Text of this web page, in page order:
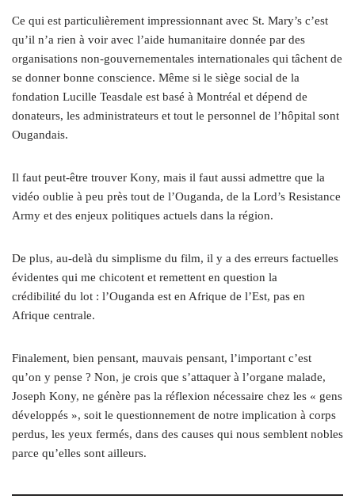
Ce qui est particulièrement impressionnant avec St. Mary’s c’est
qu’il n’a rien à voir avec l’aide humanitaire donnée par des
organisations non-gouvernementales internationales qui tâchent de
se donner bonne conscience. Même si le siège social de la
fondation Lucille Teasdale est basé à Montréal et dépend de
donateurs, les administrateurs et tout le personnel de l’hôpital sont
Ougandais.
Il faut peut-être trouver Kony, mais il faut aussi admettre que la
vidéo oublie à peu près tout de l’Ouganda, de la Lord’s Resistance
Army et des enjeux politiques actuels dans la région.
De plus, au-delà du simplisme du film, il y a des erreurs factuelles
évidentes qui me chicotent et remettent en question la
crédibilité du lot : l’Ouganda est en Afrique de l’Est, pas en
Afrique centrale.
Finalement, bien pensant, mauvais pensant, l’important c’est
qu’on y pense ? Non, je crois que s’attaquer à l’organe malade,
Joseph Kony, ne génère pas la réflexion nécessaire chez les « gens
développés », soit le questionnement de notre implication à corps
perdus, les yeux fermés, dans des causes qui nous semblent nobles
parce qu’elles sont ailleurs.